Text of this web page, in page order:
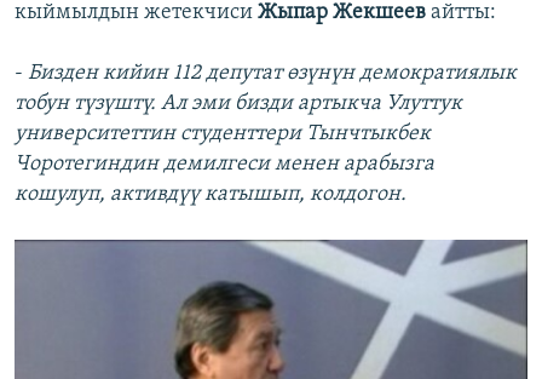
кыймылдын жетекчиси Жыпар Жекшеев айтты:
- Бизден кийин 112 депутат өзүнүн демократиялык
тобун түзүштү. Ал эми бизди артыкча Улуттук
университеттин студенттери Тынчтыкбек
Чоротегиндин демилгеси менен арабызга
кошулуп, активдүү катышып, колдогон.